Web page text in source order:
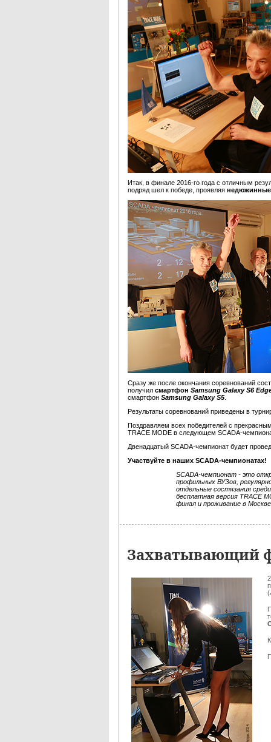
Итак, в финале 2016-го года с отличным
подряд шел к победе, проявляя недюжинные
Сразу же после окончания соревнований
получил смартфон Samsung Galaxy S6
смартфон Samsung Galaxy S5.
Результаты соревнований приведены в
Поздравляем всех победителей с
TRACE MODE в следующем SCADA-
Двенадцатый SCADA-чемпионат будет
Участвуйте в наших SCADA-чемпионатах!
SCADA-чемпионат - это
профильных ВУЗов,
отдельные состязания
бесплатная версия TRACE
финал и проживание в
Захватывающий
(